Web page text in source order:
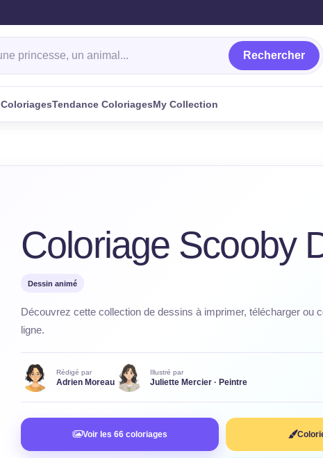
Rechercher
Tendance ColoriagesMy Collection
Coloriage Scooby
Dessin animé
Découvrez cette collection de dessins à imprimer, télécharger ou
ligne.
Rédigé par
Adrien Moreau
Illustré par
Juliette Mercier · Peintre
Voir les 66 coloriages